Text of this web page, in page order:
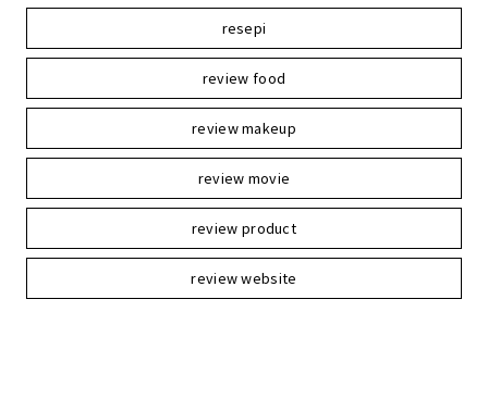
resepi
review food
review makeup
review movie
review product
review website